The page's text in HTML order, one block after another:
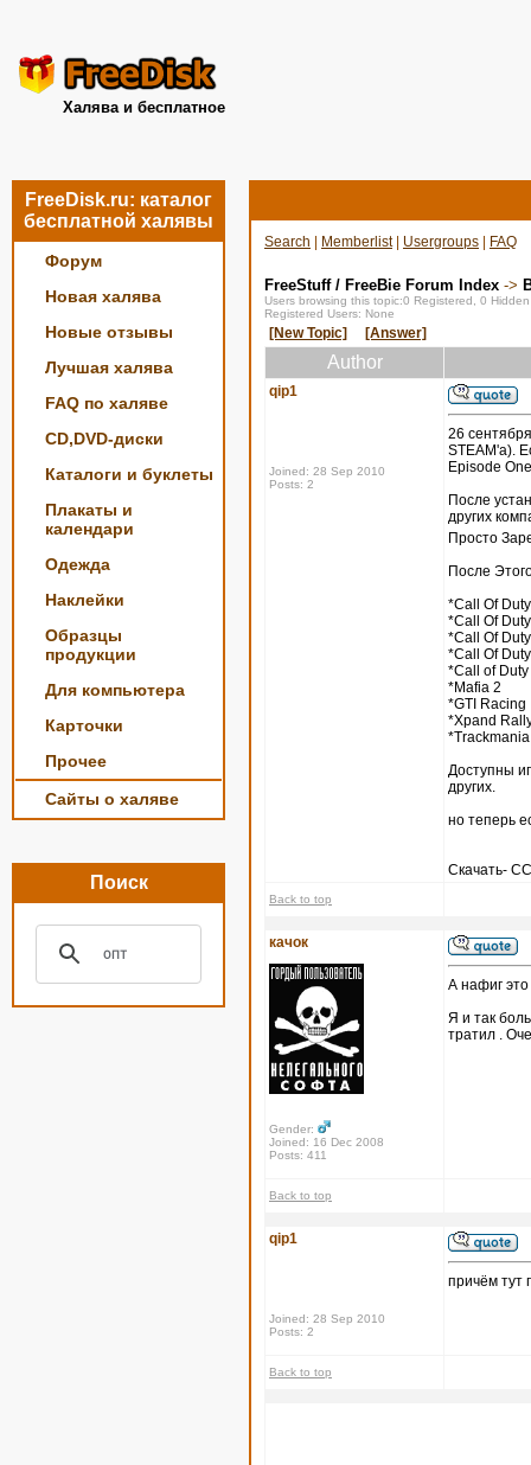
Халява и бесплатное
FreeDisk.ru: каталог
бесплатной халявы
Форум
Новая халява
Новые отзывы
Лучшая халява
FAQ по халяве
CD,DVD-диски
Каталоги и буклеты
Плакаты и
календари
Одежда
Наклейки
Образцы
продукции
Для компьютера
Карточки
Прочее
Сайты о халяве
Поиск
Search Memberlist| Usergroups FAQ
FreeStuff / FreeBie Forum Index ->
Users browsing this topic:0 Registered, 0
Registered Users: None
[New Topic] [Answer]
Author
qip1
Joined: 28 Sep 2010
Posts: 2
26
STEAM'a).
Episode
После
других
Просто
После
*Call Of Duty
*Call Of
*Call Of
*Call Of
*Call of
*Mafia 2
*GTI Racing
*Xpand
Доступны
других.
но теперь
Скачать-
Back to top
качок
Gender:
Joined: 16 Dec 2008
Posts: 411
А нафиг
Я и так
тратил .
Back to top
qip1
Joined: 28 Sep 2010
Posts: 2
причём тут
Back to top